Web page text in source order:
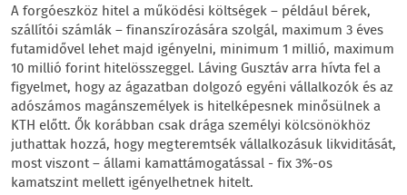
A forgóeszköz hitel a működési költségek – például bérek,
szállítói számlák – finanszírozására szolgál, maximum 3 éves
futamidővel lehet majd igényelni, minimum 1 millió, maximum
10 millió forint hitelösszeggel. Láving Gusztáv arra hívta fel a
figyelmet, hogy az ágazatban dolgozó egyéni vállalkozók és az
adószámos magánszemélyek is hitelképesnek minősülnek a
KTH előtt. Ők korábban csak drága személyi kölcsönökhöz
juthattak hozzá, hogy megteremtsék vállalkozásuk likviditását,
most viszont – állami kamattámogatással - fix 3%-os
kamatszint mellett igényelhetnek hitelt.